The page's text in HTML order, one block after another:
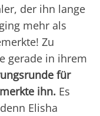
der ihn lange
mehr als
Zu
gerade in ihrem
für
ihn. Es
Elisha